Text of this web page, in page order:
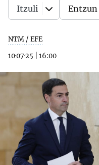
NTM / EFE
10·07·25
16:00
Itzuli Entzun